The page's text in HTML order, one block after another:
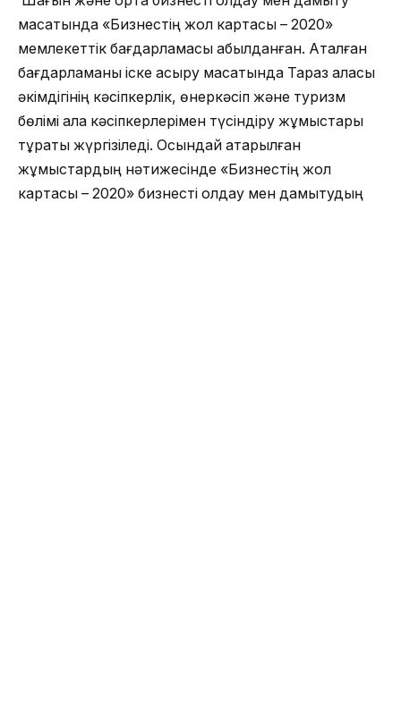
мақсатында «Бизнестің жол картасы – 2020»
мемлекеттік бағдарламасы қабылданған. Аталған
бағдарламаны іске асыру мақсатында Тараз қаласы
әкімдігінің кәсіпкерлік, өнеркәсіп және туризм
бөлімі қала кәсіпкерлерімен түсіндіру жұмыстары
тұрақты жүргізіледі. Осындай атқарылған
жұмыстардың нәтижесінде «Бизнестің жол
картасы – 2020» бизнесті қолдау мен дамытудың